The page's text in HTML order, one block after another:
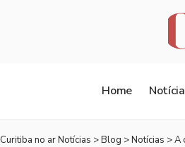
Home
Curitiba no ar Notícias >Blog >Notícias >A